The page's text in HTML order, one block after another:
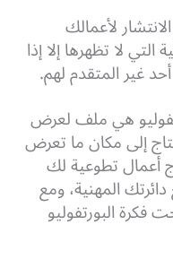
لأعمالك
لا تظهرها إلا إذا
غير المتقدم لهم.
هي ملف لعرض
إلى مكان ما تعرض
أعمال تطوعية لك
المهنية، ومع
فكرة البورتفوليو